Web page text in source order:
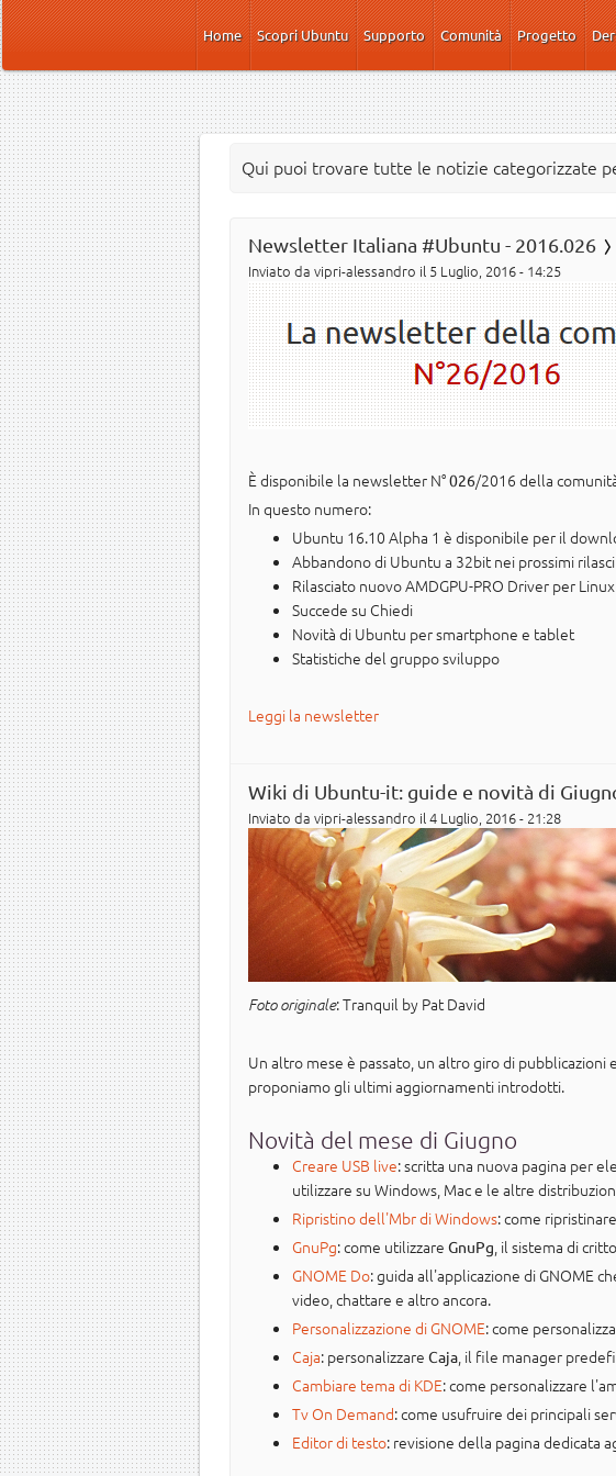
Salta al contenuto principale
Home
Scopri Ubuntu Supporto Comunità Progetto
Qui puoi trovare tutte le notizie categorizzate
Newsletter Italiana #Ubuntu - 2016.026
Inviato da vipri-alessandro il 5 Luglio, 2016 - 14:25
È disponibile la newsletter N°026/2016 della
In questo numero:
Ubuntu 16.10 Alpha 1 è disponibile per il
Abbandono di Ubuntu a 32bit nei prossimi rilasci
Rilasciato nuovo AMDGPU-PRO Driver per Linux
Succede su Chiedi
Novità di Ubuntu per smartphone e tablet
Statistiche del gruppo sviluppo
Leggi la newsletter
Wiki di Ubuntu-it: guide e novità di
Inviato da vipri-alessandro il 4 Luglio, 2016 - 21:28
Foto originale: Tranquil by Pat David
Un altro mese è passato, un altro giro di
proponiamo gli ultimi aggiornamenti introdotti.
Novità del mese di Giugno
Creare USB live: scritta una nuova pagina per
utilizzare su Windows, Mac e le altre
Ripristino dell'Mbr di Windows: come
GnuPg: come utilizzare GnuPg, il sistema di
GNOME Do: guida all'applicazione di GNOME
video, chattare e altro ancora.
Personalizzazione di GNOME: come
Caja: personalizzare Caja, il file manager
Cambiare tema di KDE: come personalizzare
Tv On Demand: come usufruire dei principali
Editor di testo: revisione della pagina dedicata